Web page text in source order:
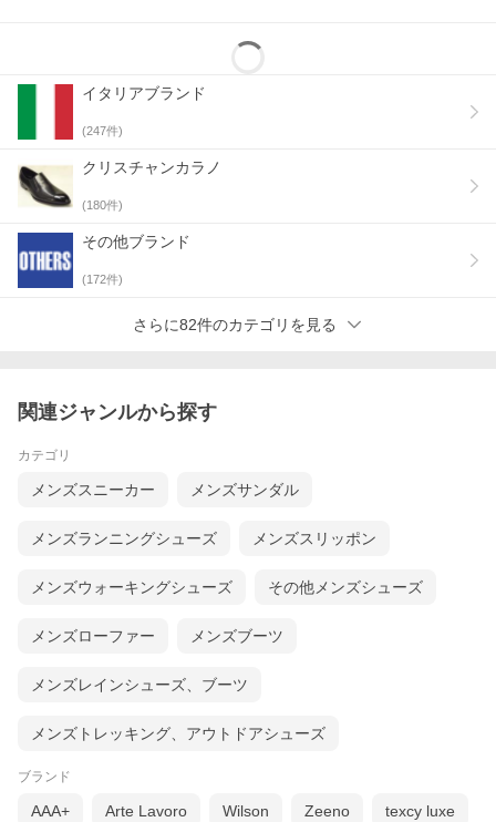
イタリアブランド
(247件)
クリスチャンカラノ
(180件)
その他ブランド
(172件)
さらに82件のカテゴリを見る
関連ジャンルから探す
カテゴリ
メンズスニーカー メンズサンダル
メンズランニングシューズ メンズスリッポン
メンズウォーキングシューズ その他メンズシューズ
メンズローファー メンズブーツ
メンズレインシューズ、ブーツ
メンズトレッキング、アウトドアシューズ
ブランド
AAA+ Arte Lavoro Wilson Zeeno texcy luxe